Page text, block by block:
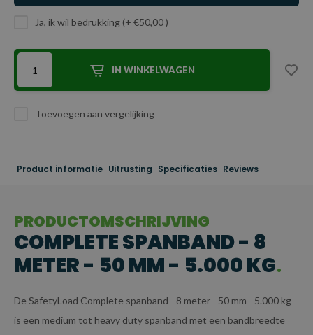
Ja, ik wil bedrukking (+ €50,00 )
IN WINKELWAGEN
Toevoegen aan vergelijking
Product informatie Uitrusting Specificaties Reviews
PRODUCTOMSCHRIJVING
COMPLETE SPANBAND - 8
METER - 50 MM - 5.000 KG
De SafetyLoad Complete spanband - 8 meter - 50 mm - 5.000 kg
is een medium tot heavy duty spanband met een bandbreedte